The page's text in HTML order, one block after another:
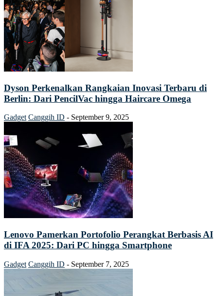
Dyson Perkenalkan Rangkaian Inovasi Terbaru di
Berlin: Dari PencilVac hingga Haircare Omega
Gadget Canggih ID - September 9, 2025
Lenovo Pamerkan Portofolio Perangkat Berbasis AI
di IFA 2025: Dari PC hingga Smartphone
Gadget Canggih ID - September 7, 2025